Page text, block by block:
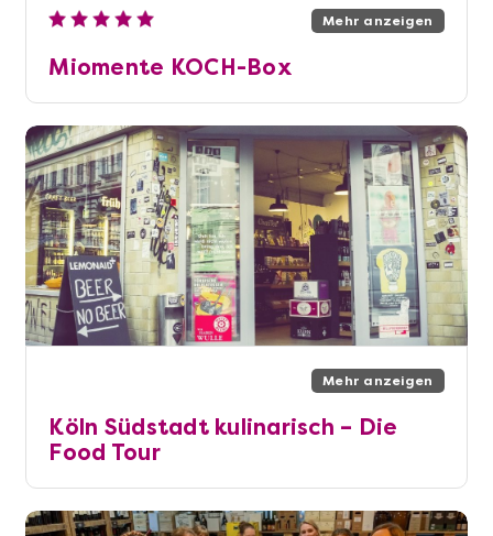
Mehr anzeigen
Miomente KOCH-Box
Mehr anzeigen
Köln Südstadt kulinarisch – Die
Food Tour